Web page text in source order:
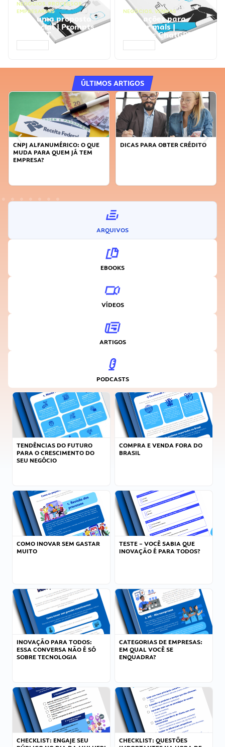
NEGÓCIOS, PROCESSOS
EMPRESARIAIS
Faça uma proposta
comercial | Prompts
ChatGPT
NEGÓCIOS, VENDAS
Faça ações para
vender mais |
Prompts ChatGPT
ÚLTIMOS ARTIGOS
DICAS PARA OBTER CRÉDITO
FAÇA A DIFERENÇA: SEJA
ARQUIVOS
EBOOKS
VÍDEOS
ARTIGOS
PODCASTS
TENDÊNCIAS DO FUTURO
PARA O CRESCIMENTO DO
SEU NEGÓCIO
COMPRA E VENDA FORA DO
BRASIL
COMO INOVAR SEM GASTAR
MUITO
TESTE – VOCÊ SABIA QUE
INOVAÇÃO É PARA TODOS?
INOVAÇÃO PARA TODOS:
ESSA CONVERSA NÃO É SÓ
SOBRE TECNOLOGIA
CATEGORIAS DE EMPRESAS:
EM QUAL VOCÊ SE
ENQUADRA?
CHECKLIST: ENGAJE SEU
CHECKLIST: QUESTÕES